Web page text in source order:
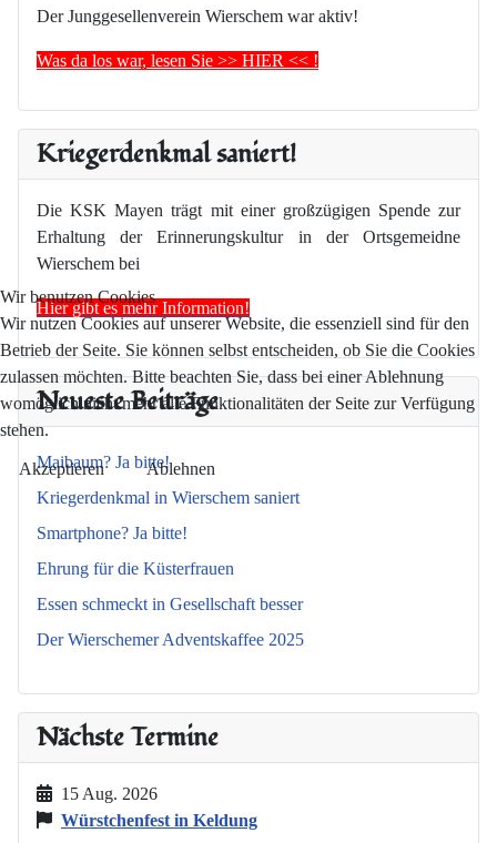
Der Junggesellenverein Wierschem war aktiv!
Was da los war, lesen Sie >> HIER << !
Kriegerdenkmal saniert!
Die KSK Mayen trägt mit einer großzügigen Spende zur
Erhaltung der Erinnerungskultur in der Ortsgemeidne
Wierschem bei
Hier gibt es mehr Information!
Neueste Beiträge
Maibaum? Ja bitte!
Kriegerdenkmal in Wierschem saniert
Smartphone? Ja bitte!
Ehrung für die Küsterfrauen
Essen schmeckt in Gesellschaft besser
Der Wierschemer Adventskaffee 2025
Nächste Termine
15 Aug. 2026
Würstchenfest in Keldung
Wir benutzen Cookies
Wir nutzen Cookies auf unserer Website, die essenziell sind für den
Betrieb der Seite. Sie können selbst entscheiden, ob Sie die Cookies
zulassen möchten. Bitte beachten Sie, dass bei einer Ablehnung
womöglich nicht mehr alle Funktionalitäten der Seite zur Verfügung
stehen.
Akzeptieren Ablehnen